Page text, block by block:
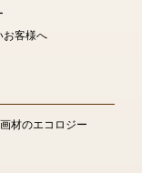
お客様へ
画材のエコロジー